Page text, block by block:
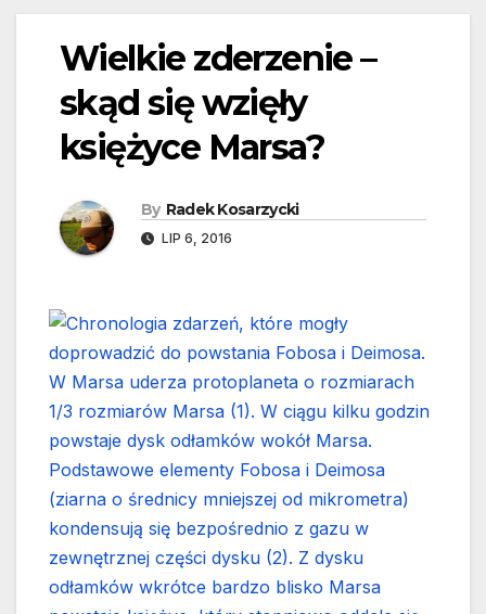
Wielkie zderzenie –
skąd się wzięły
księżyce Marsa?
By Radek Kosarzycki
LIP 6, 2016